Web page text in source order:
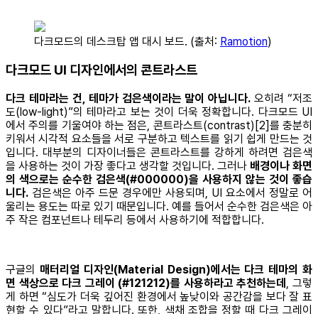
다크모드의 데스크탑 앱 대시 보드. (출처: Ramotion)
다크모드 UI 디자인에서의 콘트라스트
다크 테마라는 건, 테마가 검은색이라는 말이 아닙니다. 오히려 “저조
도(low-light)”의 테마라고 보는 것이 더욱 정확합니다. 다크모드 UI
에서 주의를 기울여야 하는 점은, 콘트라스트(contrast)[2]를 충분히
키워서 시각적 요소들을 서로 구분하고 텍스트를 읽기 쉽게 만드는 것
입니다. 대부분의 디자이너들은 콘트라스트를 강하게 하려면 검은색
을 사용하는 것이 가장 좋다고 생각할 것입니다. 그러나 배경이나 화면
의 색으로는 순수한 검은색(#000000)을 사용하지 않는 것이 좋습
니다. 검은색은 아주 드문 경우에만 사용되며, UI 요소에서 정말로 어
울리는 용도는 따로 있기 때문입니다. 예를 들어서 순수한 검은색은 아
주 작은 컴포넌트나 테두리 등에서 사용하기에 적합합니다.
구글의 매터리얼 디자인(Material Design)에서는 다크 테마의 화
면 색상으로 다크 그레이 (#121212)를 사용하라고 추천하는데
, 그렇
게 하면 “심도가 더욱 깊어진 환경에서 높낮이와 공간감을 보다 잘 표
현할 수 있다”라고 말합니다. 또한, 색채 조합을 정할 때 다크 그레이